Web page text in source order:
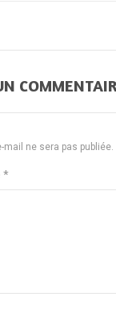
ne sera pas publiée.
*